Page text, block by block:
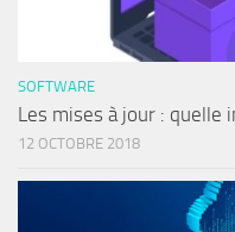
SOFTWARE
Les mises à jour : quelle
12 OCTOBRE 2018